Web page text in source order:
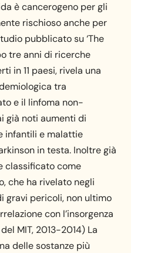
è cancerogeno per gli
rischioso anche per
pubblicato su ‘The
tre anni di ricerche
in 11 paesi, rivela una
tra
e il linfoma non-
già noti aumenti di
infantili e malattie
in testa. Inoltre già
classificato come
che ha rivelato negli
gravi pericoli, non ultimo
con l’insorgenza
MIT, 2013-2014) La
delle sostanze più